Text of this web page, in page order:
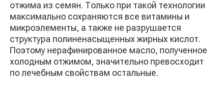
отжима из семян. Только при такой технологии
максимально сохраняются все витамины и
микроэлементы, а также не разрушается
структура полиненасыщенных жирных кислот.
Поэтому нерафинированное масло, полученное
холодным отжимом, значительно превосходит
по лечебным свойствам остальные.